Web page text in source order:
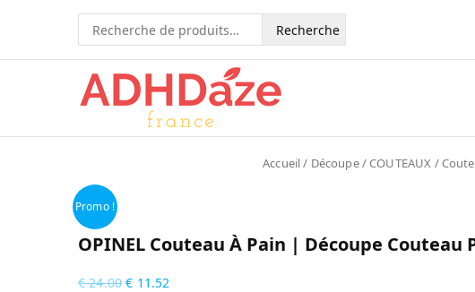
Recherche
pour :
Accueil/ Découpe/COUTEAUX /
Promo !
OPINEL Couteau À Pain | Découpe Couteau
€24.00 € 11.52